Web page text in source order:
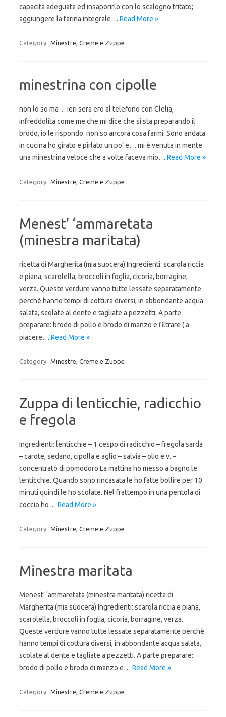
capacità adeguata ed insaporirlo con lo scalogno tritato;
aggiungere la farina integrale… Read More »
Category: Minestre, Creme e Zuppe
minestrina con cipolle
non lo so ma… ieri sera ero al telefono con Clelia,
infreddolita come me che mi dice che si sta preparando il
brodo, io le rispondo: non so ancora cosa farmi. Sono andata
in cucina ho girato e pirlato un po’ e… mi è venuta in mente
una minestrina veloce che a volte faceva mio… Read More »
Category: Minestre, Creme e Zuppe
Menest’ ‘ammaretata
(minestra maritata)
ricetta di Margherita (mia suocera) Ingredienti: scarola riccia
e piana, scarolella, broccoli in foglia, cicoria, borragine,
verza. Queste verdure vanno tutte lessate separatamente
perchè hanno tempi di cottura diversi, in abbondante acqua
salata, scolate al dente e tagliate a pezzetti. A parte
preparare: brodo di pollo e brodo di manzo e filtrare ( a
piacere… Read More »
Category: Minestre, Creme e Zuppe
Zuppa di lenticchie, radicchio
e fregola
Ingredienti: lenticchie – 1 cespo di radicchio – fregola sarda
– carote, sedano, cipolla e aglio – salvia – olio e.v. –
concentrato di pomodoro La mattina ho messo a bagno le
lenticchie. Quando sono rincasata le ho fatte bollire per 10
minuti quindi le ho scolate. Nel frattempo in una pentola di
coccio ho… Read More »
Category: Minestre, Creme e Zuppe
Minestra maritata
Menest’ ‘ammaretata (minestra maritata) ricetta di
Margherita (mia suocera) Ingredienti: scarola riccia e piana,
scarolella, broccoli in foglia, cicoria, borragine, verza.
Queste verdure vanno tutte lessate separatamente perchè
hanno tempi di cottura diversi, in abbondante acqua salata,
scolate al dente e tagliate a pezzetti. A parte preparare:
brodo di pollo e brodo di manzo e… Read More »
Category: Minestre, Creme e Zuppe